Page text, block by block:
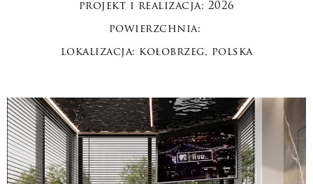
projekt i realizacja: 2026
powierzchnia:
lokalizacja: kołobrzeg, polska